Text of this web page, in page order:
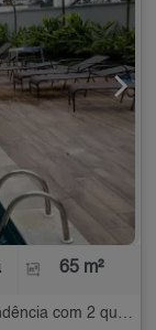
65 m²
Apartamento para Alugar no Jardim Independência com 2 quartos - 65 m²